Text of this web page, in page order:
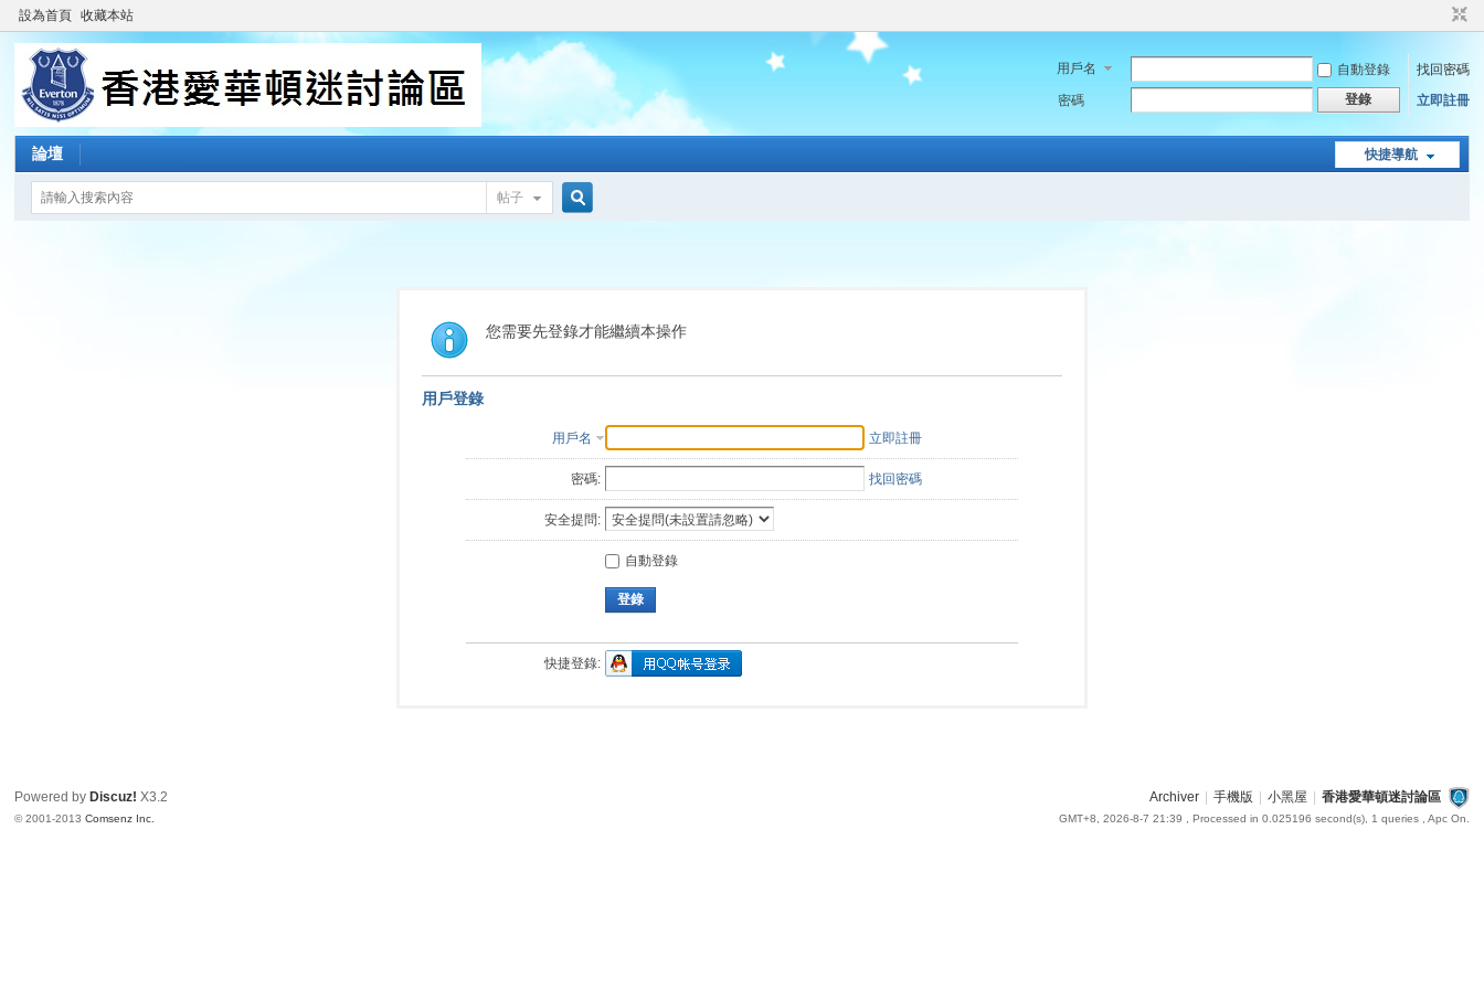
設為首頁 收藏本站
用戶名 自動登錄
找回密碼
密碼
登錄 立即註冊
快捷導航
論壇
帖子
索
您需要先登錄才能繼續本操作
用戶登錄
用戶名 立即註冊
密碼: 找回密碼
安全提問:
自動登錄
登錄
快捷登錄:
Archiver 手機版 小黑屋 香港愛華頓迷討論區
GMT+8, 2026-8-7 21:39 , Processed in 0.025196 second(s), 1 queries , Apc On.
Powered by Discuz! X3.2
© 2001-2013Comsenz Inc.